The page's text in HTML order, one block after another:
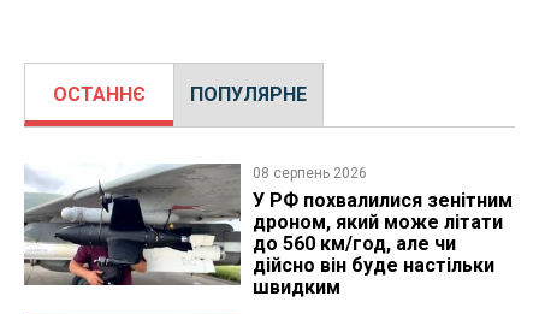
ОСТАННЄ ПОПУЛЯРНЕ
08 серпень 2026
У РФ похвалилися зенітним
дроном, який може літати
до 560 км/год, але чи
дійсно він буде настільки
швидким